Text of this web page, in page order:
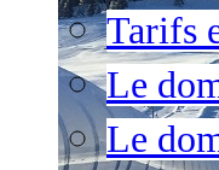
Tarifs
Le
Le